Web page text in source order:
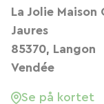
La Jolie Maison
Jaures
85370, Langon
Vendée
Se på kortet